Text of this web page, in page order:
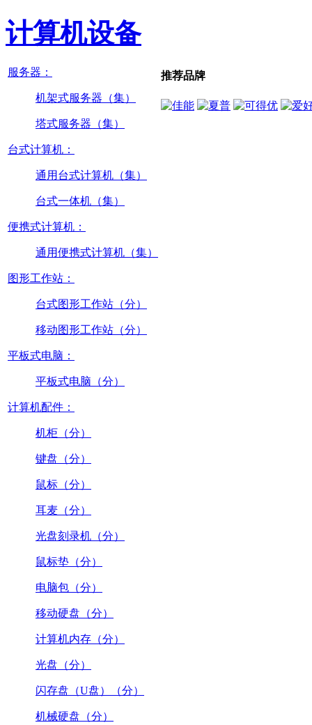
计算机设备
服务器：
机架式服务器（集）
塔式服务器（集）
台式计算机：
通用台式计算机（集）
台式一体机（集）
便携式计算机：
通用便携式计算机（集）
图形工作站：
台式图形工作站（分）
移动图形工作站（分）
平板式电脑：
平板式电脑（分）
计算机配件：
机柜（分）
键盘（分）
鼠标（分）
耳麦（分）
光盘刻录机（分）
鼠标垫（分）
电脑包（分）
移动硬盘（分）
计算机内存（分）
光盘（分）
闪存盘（U盘）（分）
机械硬盘（分）
推荐品牌